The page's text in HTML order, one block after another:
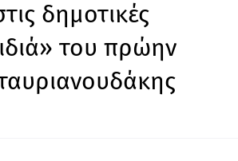
δημοτικές
του πρώην